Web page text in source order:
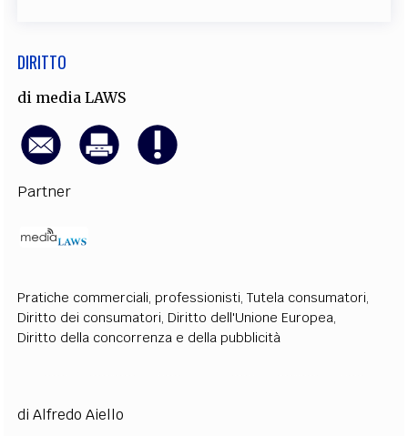
DIRITTO
di media LAWS
Partner
Pratiche commerciali, professionisti,Tutela consumatori,
Diritto dei consumatori, Diritto dell'Unione Europea,
Diritto della concorrenza e della pubblicità
di Alfredo Aiello